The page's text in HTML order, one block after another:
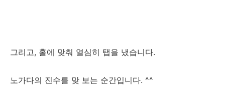
그리고, 홀에 맞춰 열심히 탭을 냈습니다.
노가다의 진수를 맞 보는 순간입니다. ^^